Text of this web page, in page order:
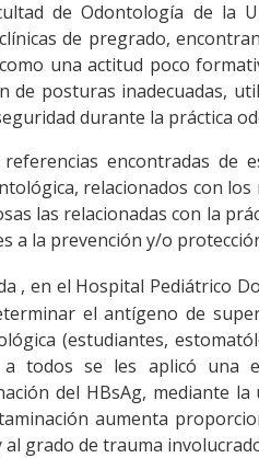
de Odontología de la
de pregrado,
una actitud poco
posturas inadecuadas,
durante la práctica
encontradas de
relacionados con los
las relacionadas con la
a la prevención y/o
, en el Hospital Pediátrico
el antígeno de
(estudiantes,
todos se les aplicó una
del HBsAg, mediante la
aumenta
grado de trauma